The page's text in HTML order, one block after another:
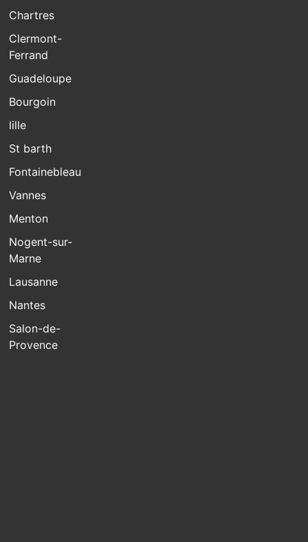
Chartres
Clermont-
Ferrand
Guadeloupe
Bourgoin
lille
St barth
Fontainebleau
Vannes
Menton
Nogent-sur-
Marne
Lausanne
Nantes
Salon-de-
Provence